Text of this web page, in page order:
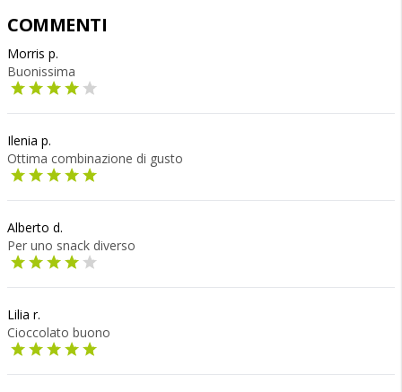
COMMENTI
Morris p.
Buonissima
Ilenia p.
Ottima combinazione di gusto
Alberto d.
Per uno snack diverso
Lilia r.
Cioccolato buono